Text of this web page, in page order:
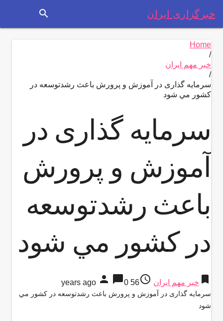
خبرگزاری ایران search
Home
/
خبر مهم ایران
/
سرمایه گذاری در آموزش و پرورش باعث رشدتوسعه در
كشور مي شود
سرمایه گذاری در
آموزش و پرورش
باعث رشدتوسعه
در كشور مي شود
bookmark خبر مهم ایران access_time
56 years ago
person chat_bubble0
سرمایه گذاری در آموزش و پرورش باعث رشدتوسعه در كشور مي
شود